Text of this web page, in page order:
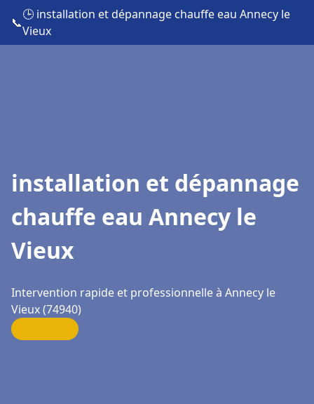
📞
🕒 installation et dépannage chauffe eau Annecy le
Vieux
installation et dépannage
chauffe eau Annecy le
Vieux
Intervention rapide et professionnelle à Annecy le
Vieux (74940)